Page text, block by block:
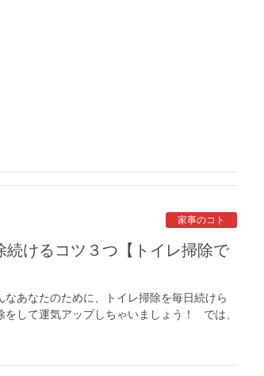
家事のコト
あなたのために、トイレ掃除を毎日続けら
して運気アップしちゃいましょう！ では、